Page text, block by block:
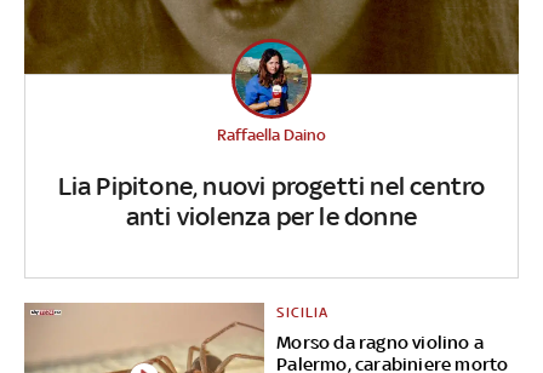
Lia Pipitone, nuovi progetti nel centro
anti violenza per le donne
Raffaella Daino
Morso da ragno violino a
Palermo, carabiniere morto
SICILIA